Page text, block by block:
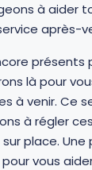
à aider
après-
présents
là pour
à venir. Ce
à régler
place.
vous